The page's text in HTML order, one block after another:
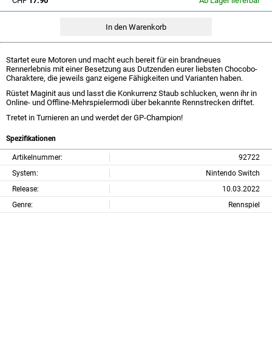
Startet eure Motoren und macht euch bereit für ein brandneues
Rennerlebnis mit einer Besetzung aus Dutzenden eurer liebsten Chocobo-
Charaktere, die jeweils ganz eigene Fähigkeiten und Varianten haben.
Rüstet Maginit aus und lasst die Konkurrenz Staub schlucken, wenn ihr in
Online- und Offline-Mehrspielermodi über bekannte Rennstrecken driftet.
Tretet in Turnieren an und werdet der GP-Champion!
Spezifikationen
Artikelnummer:
92722
System:
Nintendo Switch
Release:
10.03.2022
Genre:
Rennspiel